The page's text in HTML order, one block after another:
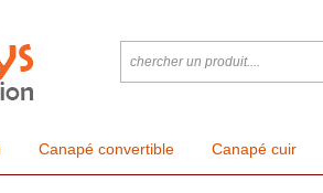
Canapé convertible Canapé cuir